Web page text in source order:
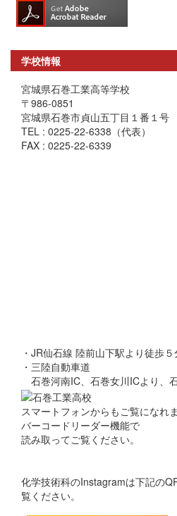
学校情報
宮城県石巻工業高等学校
〒986-0851
宮城県石巻市貞山五丁目１番１号
TEL : 0225-22-6338（代表）
FAX : 0225-22-6339
・JR仙石線 陸前山下駅より徒歩５
・三陸自動車道
石巻河南IC、石巻女川ICより、
スマートフォンからもご覧になれま
バーコードリーダー機能で
読み取ってご覧ください。
化学技術科のInstagramは下記の
覧ください。